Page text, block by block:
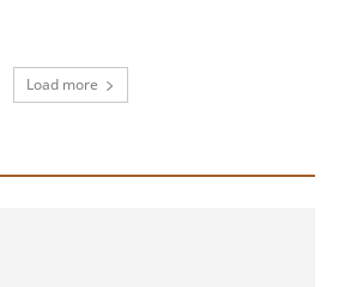
Load more